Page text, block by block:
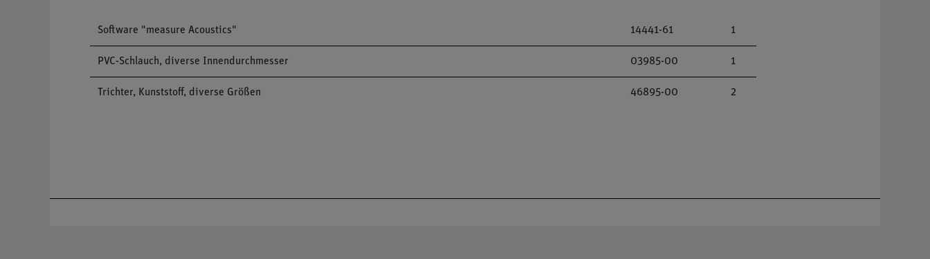
Software "measure Acoustics" 14441-61 1
PVC-Schlauch, diverse Innendurchmesser 03985-00 1
Trichter, Kunststoff, diverse Größen 46895-00 2